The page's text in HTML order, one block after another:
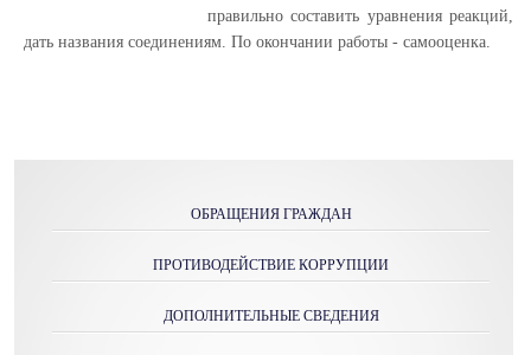
правильно составить уравнения реакций,
дать названия соединениям. По окончании работы - самооценка.
ОБРАЩЕНИЯ ГРАЖДАН
ПРОТИВОДЕЙСТВИЕ КОРРУПЦИИ
ДОПОЛНИТЕЛЬНЫЕ СВЕДЕНИЯ